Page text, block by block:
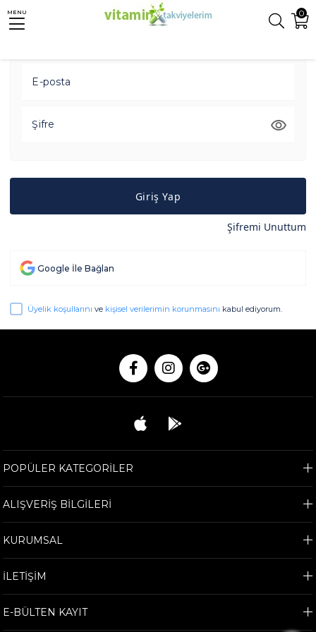
0
MENU
E-posta
Şifre
Giriş Yap
Şifremi Unuttum
Google İle Bağlan
Üyelik koşullarını ve kişisel verilerimin korunmasını kabul ediyorum.
POPÜLER KATEGORİLER
ALIŞVERİŞ BİLGİLERİ
KURUMSAL
İLETİŞİM
E-BÜLTEN KAYIT